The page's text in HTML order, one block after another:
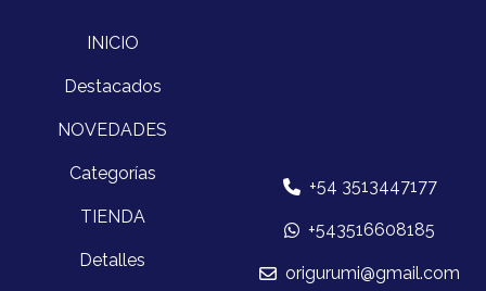
INICIO
Destacados
NOVEDADES
Categorías
TIENDA
Detalles
+54 3513447177
+543516608185
origurumi@gmail.com